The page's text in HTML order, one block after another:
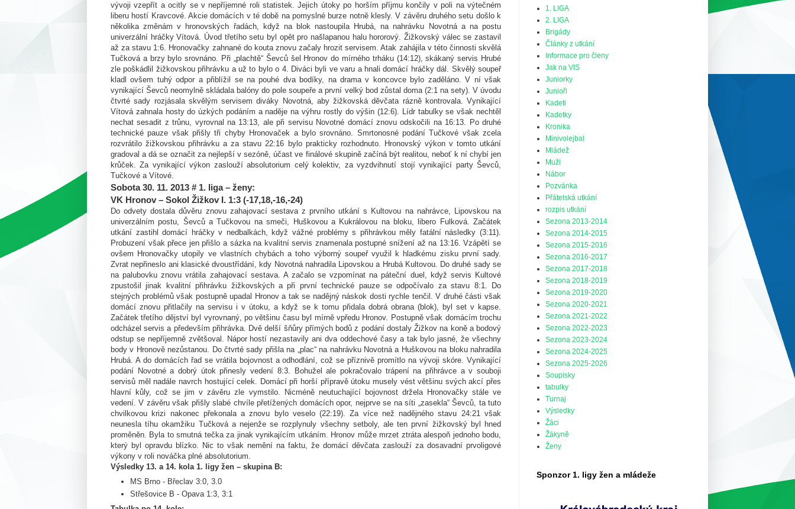
vývoji vzepřít a ocitly se v nepříjemné roli statistek. Jejich útoky po horším příjmu končily v poli na výtečném
liberu hostí Kravcové. Akcie domácích v té době na pomyslné burze notně klesly. V závěru druhého setu došlo k
několika změnám v hronovských řadách, když na blok nastoupila Hrubá, na nahrávku Novotná a na postu
univerzální hráčky Vítová. Úvod třetího setu byl opět pro našlapanou halu hororový. Žižkovský válec se zastavil
až za stavu 1:6. Hronovačky zahnané do kouta znovu začaly hrozit servisem. Atak zahájila v této činnosti skvělá
Tučková a brzy bylo srovnáno. Při „plachtě“ Ševců šel Hronov do mírného trháku (14:12), skákaný servis Hrubé
zle poškádlil žižkovskou přihrávku a už to bylo o 4. Diváci byli ve varu a hnali domácí hráčky dál. Skvělý soupeř
kladl ovšem tuhý odpor a přiblížil se na pouhé dva bodíky, na drama v koncovce bylo zaděláno. V ní však
vynikající Ševců neomylně skládala balóny do pole soupeře a první velký bod zůstal doma (2:1 na sety). V úvodu
čtvrté sady rozjásala skvělým servisem diváky Novotná, aby žižkovská děvčata rázně kontrovala. Vynikající
Vítová zahnala hosty do úzkých podáním a naděje na výhru rostly do výšin (12:6). Lídr tabulky se však nechtěl
nechat sesadit z trůnu, vyrovnal na 13:13, ale při servisu Novotné domácí znovu odskočili na 16:13. Po druhé
technické pauze však přišly tři chyby Hronovaček a bylo srovnáno. Smrtonosné podání Tučkové však zcela
rozvrátilo žižkovskou přihrávku a za stavu 22:16 bylo prakticky rozhodnuto. Hronovský výkon v tomto utkání
gradoval a dá se označit za nejlepší v sezóně, účast ve finálové skupině začíná být realitou, neboť k ní chybí jen
krůček. Za vynikající výkon zaslouží absolutorium celý kolektiv, za vyzdvihnutí stojí vynikající party Ševců,
Tučkové a Vítové.
Sobota 30. 11. 2013 # 1. liga – ženy:
VK Hronov – Sokol Žižkov I. 1:3 (-17,18,-16,-24)
Do odvety dostala důvěru znovu zahajovací sestava z prvního utkání s Kultovou na nahrávce, Lipovskou na
univerzálním postu, Ševců a Tučkovou na smeči, Huškovou a Kukrálovou na bloku, libero Fulková. Začátek
utkání zastihl domácí hráčky v nedbalkách, když vážné problémy s přihrávkou měly fatální následky (3:11).
Probuzení však přece jen přišlo a sázka na kvalitní servis znamenala postupné snížení až na 13:16. Vzápětí se
ovšem Hronovačky utopily ve vlastních chybách a toho výborný soupeř využil k hladkému zisku první sady.
Zvrat nepřineslo ani klasické dvoustřídání, kdy Novotná nahradila Lipovskou a Hrubá Kultovou. Do druhé sady se
na palubovku znovu vrátila zahajovací sestava. A začalo se vzpomínat na páteční duel, když servis Kultové
zpustošil jinak kvalitní přihrávku žižkovských a při první technické pauze se odpočívalo za stavu 8:1. Do
stejných problémů však postupně upadal Hronov a tak se nadějný náskok dosti rychle tenčil. V druhé části však
domácí znovu přitlačily na servisu i v útoku, a když se k tomu přidala dobrá obrana (blok), byl set v kapse.
Začátek třetího dějství byl vyrovnaný, po většinu času byl mírně vpředu Hronov. Postupně však domácím trochu
odcházel servis a především přihrávka. Dvě delší šňůry přímých bodů z podání dostaly Žižkov na koně a bodový
odstup se nepříjemně zvětšoval. Nápor hostí nezastavily ani dva oddechové časy a tak bylo jasné, že všechny
body v Hronově nezůstanou. Do čtvrté sady přišla na „plac“ na nahrávku Novotná a Huškovou na bloku nahradila
Hrubá. A do domácích řad se vrátila bojovnost a odhodlání, což se příznivě promítlo na vývoji skóre. Vynikající
podání Novotné a dobrý útok přinesly vedení 8:3. Bohužel ale pokračovalo trápení na přihrávce a v souboji
servisů měl nadále navrch hostující celek. Domácí při horší přípravě útoku musely vést většinu svých akcí přes
hlavní kůly, což se jim v závěru zle vymstilo. Nicméně neutuchající bojovnost držela Hronovačky stále ve
vedení. V závěru však přišly slabé chvíle přetížených domácích opor, nejprve se na síti „zasekla“ Ševců, ta tuto
chvilkovou krizi nakonec překonala a znovu bylo veselo (22:19). Za více než nadějného stavu 24:21 však
neunesla tíhu okamžiku Tučková a nejenže se rozplynuly všechny setboly, ale ten první žižkovský byl hned
proměněn. Byla to smutná tečka za jinak vynikajícím utkáním. Hronov může mrzet ztráta alespoň jednoho bodu,
který byl opravdu blízko. Nic to však nemění na faktu, že domácí děvčata zaslouží za dosavadní prvoligové
výkony v roli nováčka plné absolutorium.
Výsledky 13. a 14. kola 1. ligy žen – skupina B:
MS Brno - Břeclav 3:0, 3.0
Střešovice B - Opava 1:3, 3:1
1. LIGA
2. LIGA
Brigády
Články z utkání
Informace pro členy
Jak na VIS
Juniorky
Junioři
Kadeti
Kadetky
Kronika
Minivolejbal
Mládež
Muži
Nábor
Pozvánka
Přátelská utkání
rozpis utkání
Sezona 2013-2014
Sezona 2014-2015
Sezona 2015-2016
Sezona 2016-2017
Sezona 2017-2018
Sezona 2018-2019
Sezona 2019-2020
Sezona 2020-2021
Sezona 2021-2022
Sezona 2022-2023
Sezona 2023-2024
Sezona 2024-2025
Sezona 2025-2026
Soupisky
tabulky
Turnaj
Výsledky
Žáci
Žákyně
Ženy
Sponzor 1. ligy žen a mládeže